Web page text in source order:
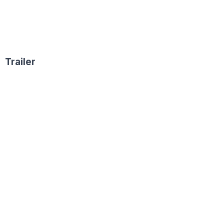
Trailer